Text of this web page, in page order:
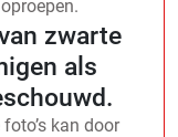
zwarte
als
kan door